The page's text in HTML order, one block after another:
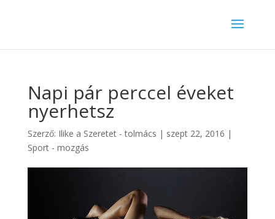
Napi pár perccel éveket
nyerhetsz
Szerző: Ilike a Szeretet - tolmács | szept 22, 2016 |
Sport - mozgás